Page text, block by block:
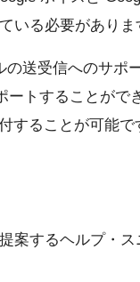
いる必要がありま
送受信へのサポ
ートすることがで
することが可能で
案するヘルプ・ス